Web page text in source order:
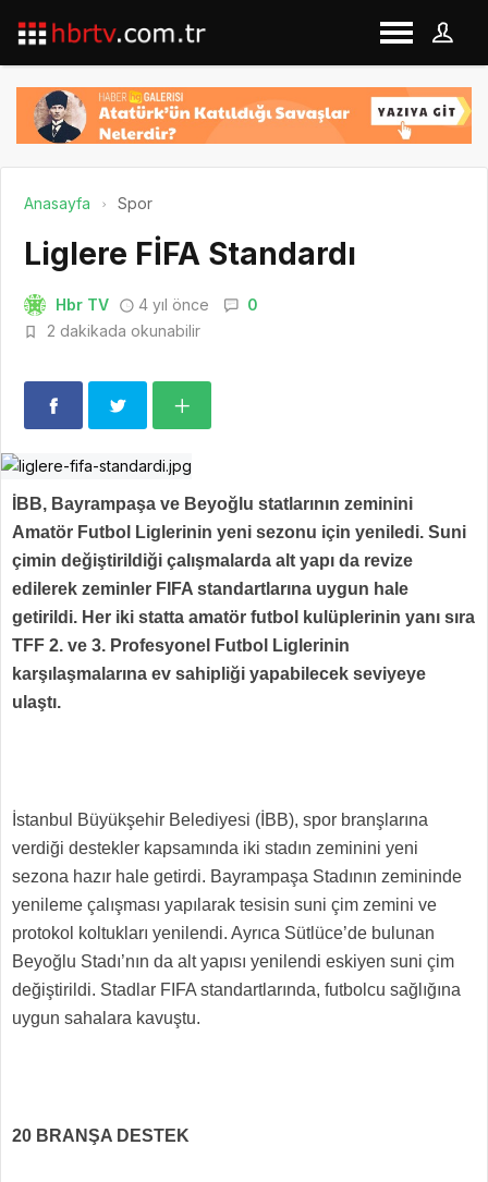
Anasayfa Spor
Liglere FİFA Standardı
Hbr TV 4 yıl önce
0
2 dakikada okunabilir
İBB, Bayrampaşa ve Beyoğlu statlarının zeminini
Amatör Futbol Liglerinin yeni sezonu için yeniledi. Suni
çimin değiştirildiği çalışmalarda alt yapı da revize
edilerek zeminler FIFA standartlarına uygun hale
getirildi. Her iki statta amatör futbol kulüplerinin yanı sıra
TFF 2. ve 3. Profesyonel Futbol Liglerinin
karşılaşmalarına ev sahipliği yapabilecek seviyeye
ulaştı.
İstanbul Büyükşehir Belediyesi (İBB), spor branşlarına
verdiği destekler kapsamında iki stadın zeminini yeni
sezona hazır hale getirdi. Bayrampaşa Stadının zemininde
yenileme çalışması yapılarak tesisin suni çim zemini ve
protokol koltukları yenilendi. Ayrıca Sütlüce’de bulunan
Beyoğlu Stadı’nın da alt yapısı yenilendi eskiyen suni çim
değiştirildi. Stadlar FIFA standartlarında, futbolcu sağlığına
uygun sahalara kavuştu.
20 BRANŞA DESTEK